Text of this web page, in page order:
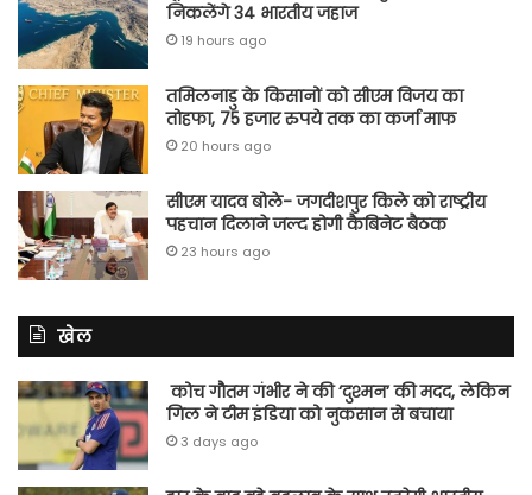
निकलेंगे 34 भारतीय जहाज
19 hours ago
तमिलनाडु के किसानों को सीएम विजय का
तोहफा, 75 हजार रुपये तक का कर्जा माफ
20 hours ago
सीएम यादव बोले- जगदीशपुर किले को राष्ट्रीय
पहचान दिलाने जल्द होगी कैबिनेट बैठक
23 hours ago
खेल
कोच गौतम गंभीर ने की ‘दुश्मन’ की मदद, लेकिन
गिल ने टीम इंडिया को नुकसान से बचाया
3 days ago